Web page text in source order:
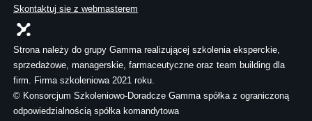
Skontaktuj sie z webmasterem
Strona należy do grupy Gamma realizującej szkolenia eksperckie,
sprzedażowe, managerskie, farmaceutyczne oraz team building dla
firm. Firma szkoleniowa 2021 roku.
© Konsorcjum Szkoleniowo-Doradcze Gamma spółka z ograniczoną
odpowiedzialnością spółka komandytowa